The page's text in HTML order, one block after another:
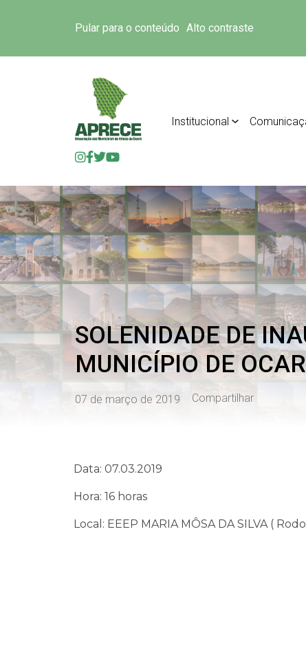
Pular para o conteúdo Alto contraste
Institucional
SOLENIDADE DE
MUNICÍPIO DE
07 de março de 2019 Compartilhar
Data: 07.03.2019
Hora: 16 horas
Local: EEEP MARIA MÔSA DA SILVA (